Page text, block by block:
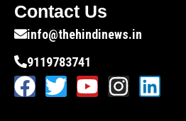
Contact Us
info@thehindinews.in
9119783741